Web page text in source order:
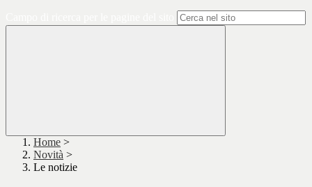
Home >
Novità >
Le notizie